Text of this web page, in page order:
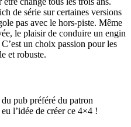
de série sur certaines versions
pas avec le hors-piste. Même
le plaisir de conduire un engin
un choix passion pour les
et robuste.
pub préféré du patron
l’idée de créer ce 4×4 !